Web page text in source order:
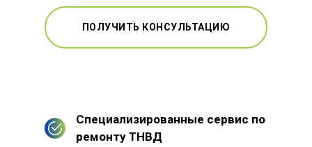
ПОЛУЧИТЬ КОНСУЛЬТАЦИЮ
Специализированные сервис по
ремонту ТНВД